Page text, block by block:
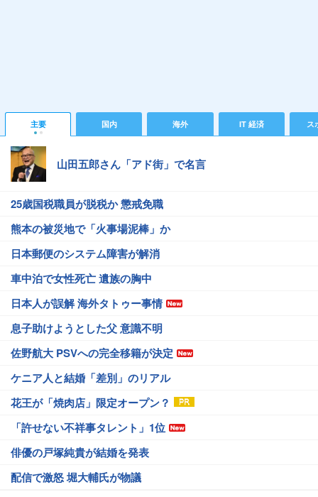
主要 国内 海外 IT 経済 ス
山田五郎さん「アド街」で名言
25歳国税職員が脱税か 懲戒免職
熊本の被災地で「火事場泥棒」か
日本郵便のシステム障害が解消
車中泊で女性死亡 遺族の胸中
日本人が誤解 海外タトゥー事情
息子助けようとした父 意識不明
佐野航大 PSVへの完全移籍が決定
ケニア人と結婚「差別」のリアル
花王が「焼肉店」限定オープン？
「許せない不祥事タレント」1位
俳優の戸塚純貴が結婚を発表
配信で激怒 堀大輔氏が物議